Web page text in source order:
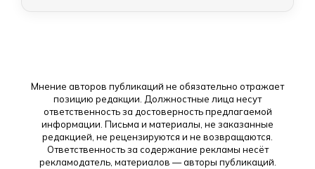
Мнение авторов публикаций не обязательно отражает
позицию редакции. Должностные лица несут
ответственность за достоверность предлагаемой
информации. Письма и материалы, не заказанные
редакцией, не рецензируются и не возвращаются.
Ответственность за содержание рекламы несёт
рекламодатель, материалов — авторы публикаций.